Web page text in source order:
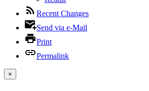
Recent Changes
Send via e-Mail
Print
Permalink
×